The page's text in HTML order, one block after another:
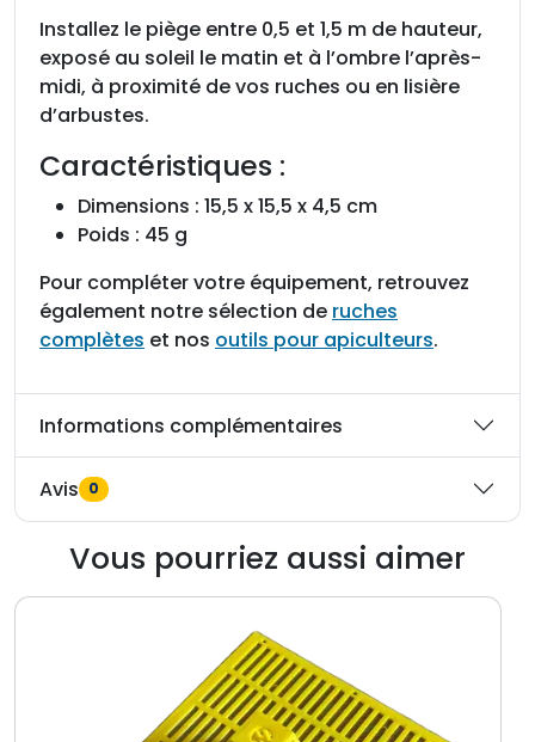
Installez le piège entre 0,5 et 1,5 m de hauteur,
exposé au soleil le matin et à l’ombre l’après-
midi, à proximité de vos ruches ou en lisière
d’arbustes.
Caractéristiques :
Dimensions : 15,5 x 15,5 x 4,5 cm
Poids : 45 g
Pour compléter votre équipement, retrouvez
également notre sélection de ruches
complètes et nos outils pour apiculteurs.
Informations complémentaires
Avis 0
Vous pourriez aussi aimer